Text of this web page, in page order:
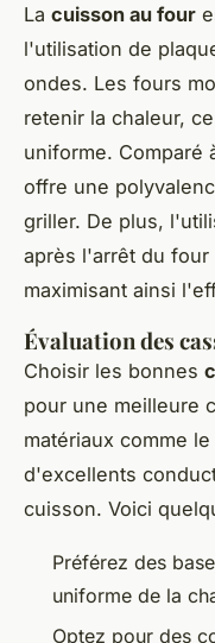
La cuisson au four
l'utilisation de
ondes. Les fours
retenir la chaleur,
uniforme. Comparé
offre une
griller. De plus,
après l'arrêt du
maximisant ainsi
Évaluation des
Choisir les bonnes
pour une meilleure
matériaux comme
d'excellents
cuisson. Voici
Préférez des
uniforme de la
Optez pour des